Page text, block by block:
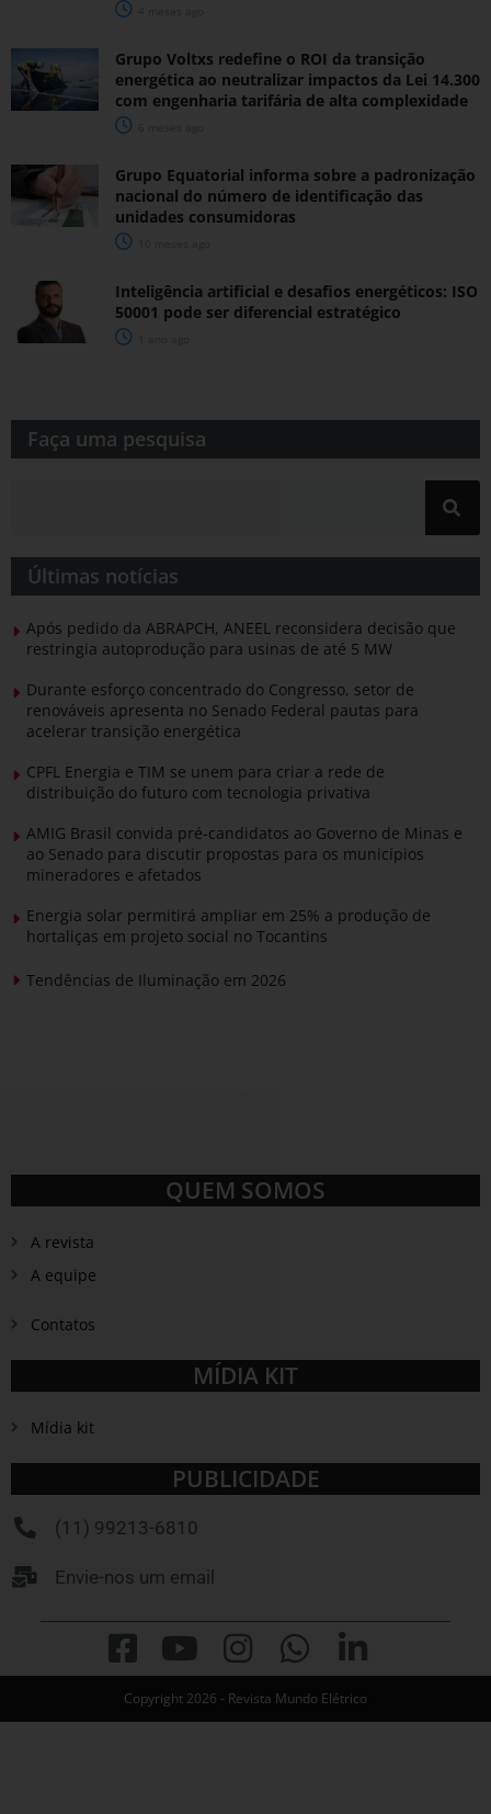
Grupo Voltxs redefine o ROI da transição
energética ao neutralizar impactos da Lei 14.300
com engenharia tarifária de alta complexidade
Grupo Equatorial informa sobre a padronização
nacional do número de identificação das
unidades consumidoras
Inteligência artificial e desafios energéticos: ISO
50001 pode ser diferencial estratégico
Faça uma pesquisa​​
Últimas notícias
Após pedido da ABRAPCH, ANEEL reconsidera decisão que
restringia autoprodução para usinas de até 5 MW
Durante esforço concentrado do Congresso, setor de
renováveis apresenta no Senado Federal pautas para
acelerar transição energética
CPFL Energia e TIM se unem para criar a rede de
distribuição do futuro com tecnologia privativa
AMIG Brasil convida pré-candidatos ao Governo de Minas e
ao Senado para discutir propostas para os municípios
mineradores e afetados
Energia solar permitirá ampliar em 25% a produção de
hortaliças em projeto social no Tocantins
Tendências de Iluminação em 2026
QUEM SOMOS
A revista
A equipe
Contatos
MÍDIA KIT
Mídia kit
PUBLICIDADE
(11) 99213-6810
Envie-nos um email
Copyright 2026 - Revista Mundo Elétrico